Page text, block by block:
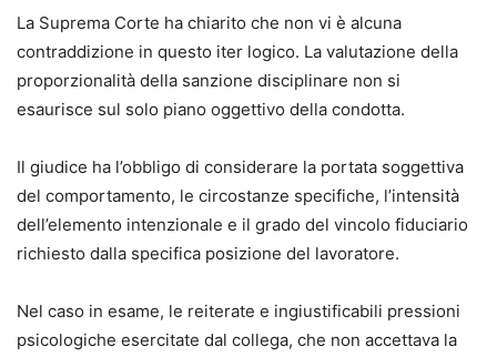
La Suprema Corte ha chiarito che non vi è alcuna
contraddizione in questo iter logico. La valutazione della
proporzionalità della sanzione disciplinare non si
esaurisce sul solo piano oggettivo della condotta.
Il giudice ha l’obbligo di considerare la portata soggettiva
del comportamento, le circostanze specifiche, l’intensità
dell’elemento intenzionale e il grado del vincolo fiduciario
richiesto dalla specifica posizione del lavoratore.
Nel caso in esame, le reiterate e ingiustificabili pressioni
psicologiche esercitate dal collega, che non accettava la